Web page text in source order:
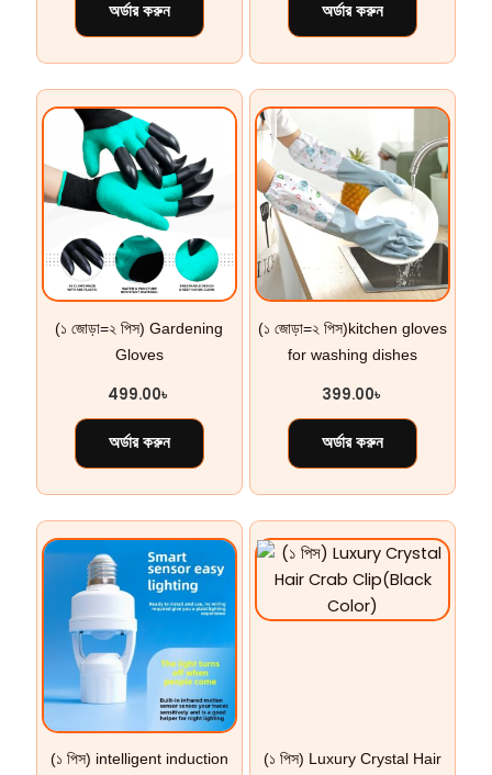
অর্ডার করুন অর্ডার করুন
(১ জোড়া=২ পিস) Gardening
Gloves
499.00৳
অর্ডার করুন
(১ জোড়া=২ পিস)kitchen gloves
for washing dishes
399.00৳
অর্ডার করুন
(১ পিস) intelligent induction
(১ পিস) Luxury Crystal Hair